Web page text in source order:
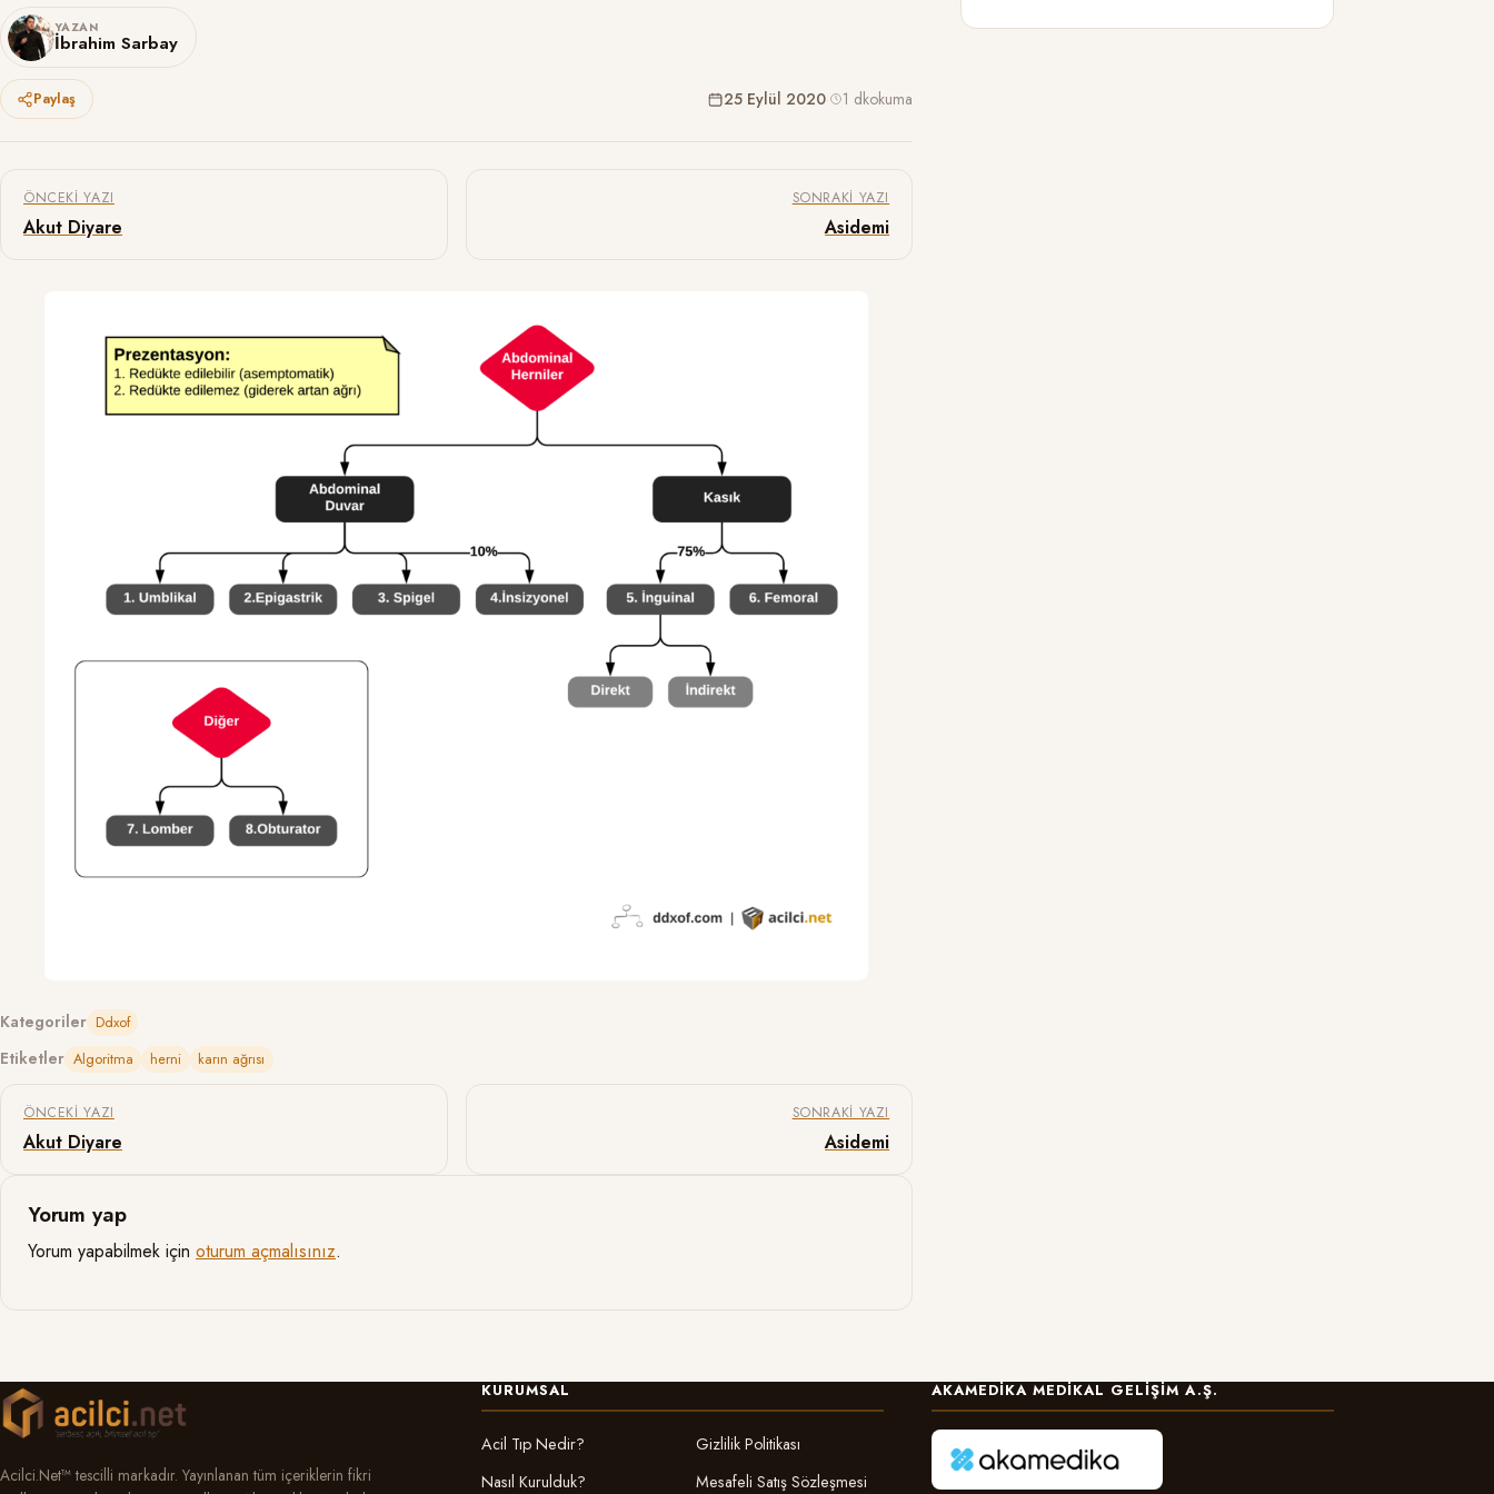
YAZAN
İbrahim Sarbay
25 Eylül 2020· 1 dkokuma
Paylaş
Yazı gezinmesi
ÖNCEKI YAZI
Akut Diyare
SONRAKI YAZI
Asidemi
Kategoriler Ddxof
Etiketler Algoritma herni karın ağrısı
Yazı gezinmesi
ÖNCEKI YAZI
Akut Diyare
SONRAKI YAZI
Asidemi
Yorum yap
Yorum yapabilmek için oturum açmalısınız.
Acilci.Net™ tescilli markadır. Yayınlanan tüm içeriklerin fikri
KURUMSAL
Acil Tıp Nedir?
Nasıl Kurulduk?
Gizlilik Politikası
Mesafeli Satış Sözleşmesi
AKAMEDIKA MEDIKAL GELIŞIM A.Ş.